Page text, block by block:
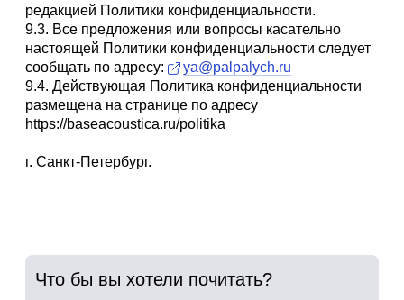
редакцией Политики конфиденциальности.
9.3. Все предложения или вопросы касательно
настоящей Политики конфиденциальности следует
сообщать по адресу:
ya@palpalych.ru
9.4. Действующая Политика конфиденциальности
размещена на странице по адресу
https://baseacoustica.ru/politika
г. Санкт-Петербург.
Что бы вы хотели почитать?